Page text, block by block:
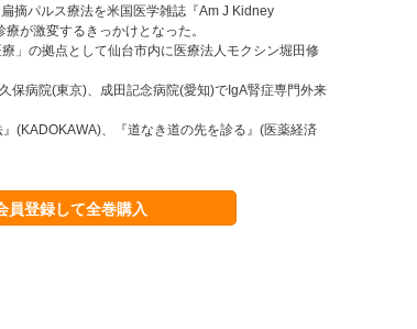
摘パルス療法を米国医学雑誌『Am J Kidney
が激変するきっかけとなった。
」の拠点として仙台市内に医療法人モクシン堀田修
保病院(東京)、成田記念病院(愛知)でIgA腎症専門外来
(KADOKAWA)、『道なき道の先を診る』(医薬経済
員登録して全巻購入